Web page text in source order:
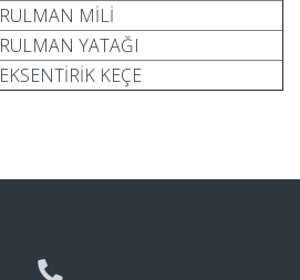
RULMAN MİLİ
RULMAN YATAĞI
EKSENTİRİK KEÇE